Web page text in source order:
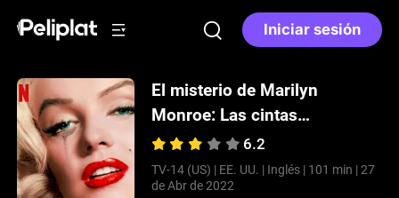
Iniciar sesión
El misterio de Marilyn
Monroe: Las cintas
inéditas (2022)
6.2
TV-14 (US) | EE. UU. | Inglés | 101 min | 27
de Abr de 2022